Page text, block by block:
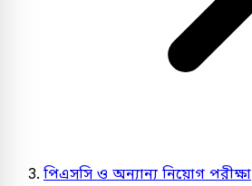
পিএসসি ও অন্যান্য নিয়োগ পরীক্ষা